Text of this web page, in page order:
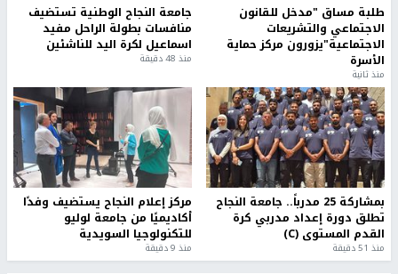
طلبة مساق "مدخل للقانون
الاجتماعي والتشريعات
الاجتماعية"يزورون مركز حماية
الأسرة
منذ ثانية
جامعة النجاح الوطنية تستضيف
منافسات بطولة الراحل مفيد
اسماعيل لكرة اليد للناشئين
منذ 48 دقيقة
بمشاركة 25 مدرباً.. جامعة النجاح
تطلق دورة إعداد مدربي كرة
القدم المستوى (C)
منذ 51 دقيقة
مركز إعلام النجاح يستضيف وفدًا
أكاديميًا من جامعة لوليو
للتكنولوجيا السويدية
منذ 9 دقيقة